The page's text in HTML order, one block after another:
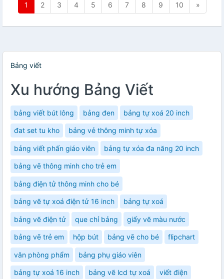
1 2 3 4 5 6 7 8 9 10 »
Bảng viết
Xu hướng Bảng Viết
bảng viết bút lông bảng đen bảng tự xoá 20 inch
đat set tu kho bảng vẻ thông minh tự xóa
bảng viết phấn giáo viên bảng tự xóa đa năng 20 inch
bảng vẽ thông minh cho trẻ em
bảng điện tử thông minh cho bé
bảng vẽ tự xoá điện tử 16 inch bảng tự xoá
bảng vẽ điện tử que chỉ bảng giấy vẽ màu nước
bảng vẽ trẻ em hộp bút bảng vẽ cho bé flipchart
văn phòng phẩm bảng phụ giáo viên
bảng tự xoá 16 inch bảng vẽ lcd tự xoá viết điện